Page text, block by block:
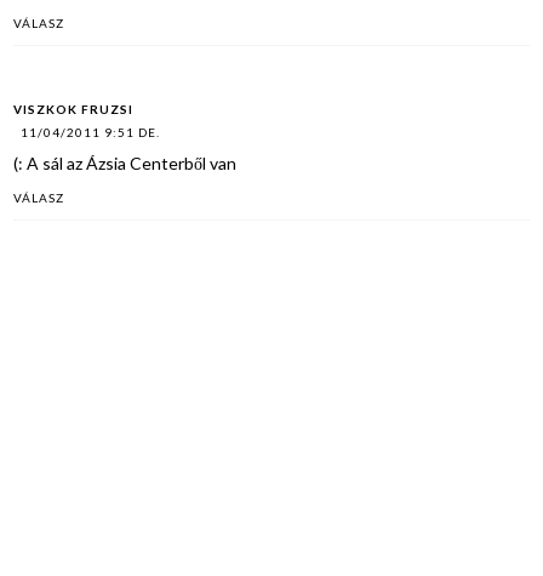
VÁLASZ
VISZKOK FRUZSI
11/04/2011 9:51 DE.
(: A sál az Ázsia Centerből van
VÁLASZ